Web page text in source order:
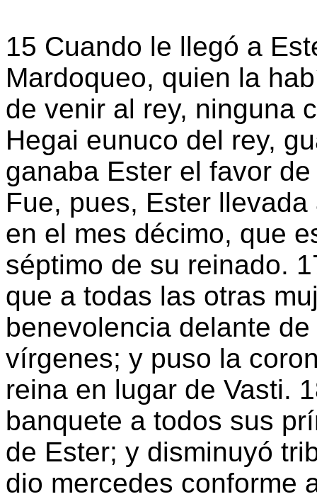
15 Cuando le llegó a
Mardoqueo, quien la
de venir al rey, ninguna
Hegai eunuco del rey,
ganaba Ester el favor
Fue, pues, Ester
en el mes décimo, que
séptimo de su reinado.
que a todas las otras
benevolencia delante
vírgenes; y puso la
reina en lugar de Vasti.
banquete a todos sus
de Ester; y disminuyó
dio mercedes conforme